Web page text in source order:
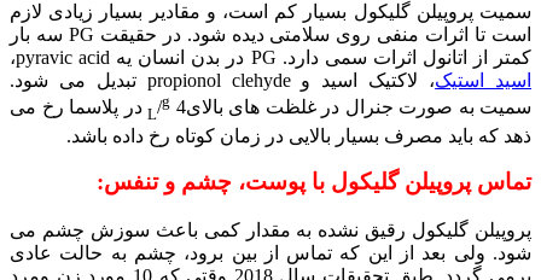
سمیت پروپیلن گلیکول بسیار کم است، و مقادیر بسیار زیادی لازم
است تا اثرات منفی روی سلامتی دیده شود. در حقیقت PG سه بار
کمتر از اتانول اثرات سمی دارد. PG در بدن انسان یه pyravic acid،
اسید استیک
، لاکتیک اسید و propionol clehyde تبدیل می شود.
سمیت به صورت جنرال در غلظت های بالای4
L/g
در پلاسما رخ می
ذهد که باید مصرف بسیار بالایی در زمان کوتاه رخ داده باشد.
تماس پروپیلن گلیکول با پوست، چشم و تنفس:
پروپیلن گلیکول رقیق نشده به مقدار کمی باعث سوزش چشم می
شود. ولی بعد از این که تماس از بین برود، چشم به حالت عادی